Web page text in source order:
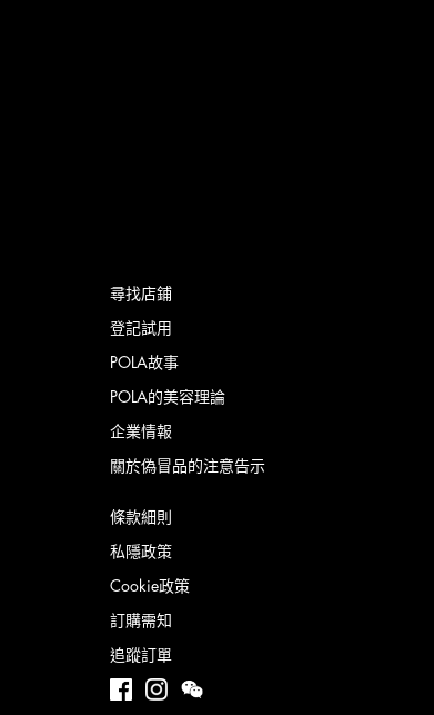
尋找店鋪
登記試用
POLA故事
POLA的美容理論
企業情報
關於偽冒品的注意告示
條款細則
私隱政策
Cookie政策
訂購需知
追蹤訂單